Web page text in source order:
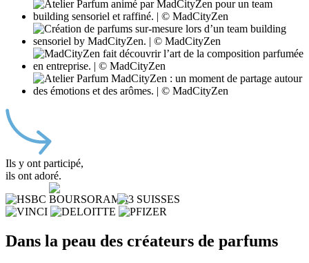
Ils y ont participé,
ils ont adoré.
Dans la peau des créateurs de parfums